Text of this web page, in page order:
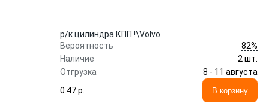
р/к цилиндра КПП !\Volvo
Вероятность
82%
Наличие
2 шт.
Отгрузка
8 - 11 августа
0.47 p.
В корзину